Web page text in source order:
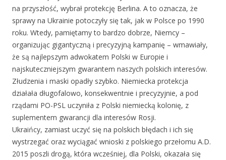
na przyszłość, wybrał protekcję Berlina. A to oznacza, że
sprawy na Ukrainie potoczyły się tak, jak w Polsce po 1990
roku. Wtedy, pamiętamy to bardzo dobrze, Niemcy –
organizując gigantyczną i precyzyjną kampanię – wmawiały,
że są najlepszym adwokatem Polski w Europie i
najskuteczniejszym gwarantem naszych polskich interesów.
Złudzenia i maski opadły szybko. Niemiecka protekcja
działała długofalowo, konsekwentnie i precyzyjnie, a pod
rządami PO-PSL uczyniła z Polski niemiecką kolonię, z
suplementem gwarancji dla interesów Rosji.
Ukraińcy, zamiast uczyć się na polskich błędach i ich się
wystrzegać oraz wyciągać wnioski z polskiego przełomu A.D.
2015 poszli drogą, która wcześniej, dla Polski, okazała się